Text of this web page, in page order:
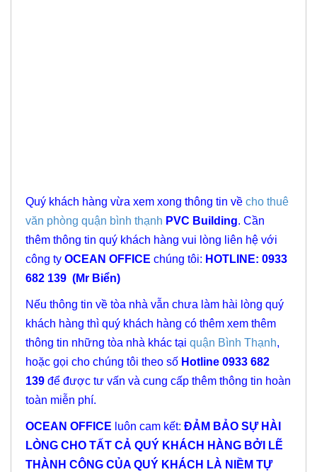
Quý khách hàng vừa xem xong thông tin về cho thuê
văn phòng quận bình thạnh PVC Building. Cần
thêm thông tin quý khách hàng vui lòng liên hệ với
công ty OCEAN OFFICE chúng tôi: HOTLINE: 0933
682 139 (Mr Biển)
Nếu thông tin về tòa nhà vẫn chưa làm hài lòng quý
khách hàng thì quý khách hàng có thêm xem thêm
thông tin những tòa nhà khác tại quận Bình Thạnh,
hoặc gọi cho chúng tôi theo số Hotline 0933 682
139 để được tư vấn và cung cấp thêm thông tin hoàn
toàn miễn phí.
OCEAN OFFICE luôn cam kết: ĐẢM BẢO SỰ HÀI
LÒNG CHO TẤT CẢ QUÝ KHÁCH HÀNG BỞI LẼ
THÀNH CÔNG CỦA QUÝ KHÁCH LÀ NIỀM TỰ